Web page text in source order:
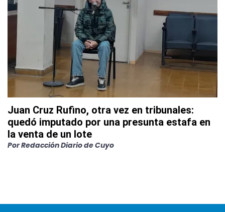
Juan Cruz Rufino, otra vez en tribunales:
quedó imputado por una presunta estafa en
la venta de un lote
PorRedacción Diario de Cuyo